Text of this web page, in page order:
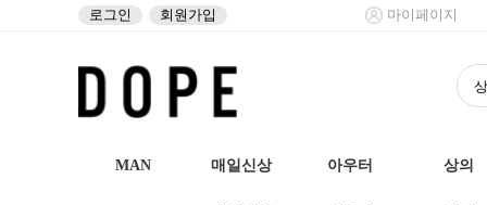
로그인 회원가입 마이페이지
MAN 매일신상 아우터 상의